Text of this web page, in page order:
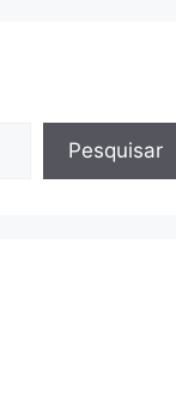
Pesquisar